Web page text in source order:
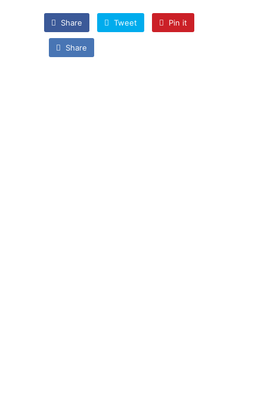
Share Tweet Pin it
Share